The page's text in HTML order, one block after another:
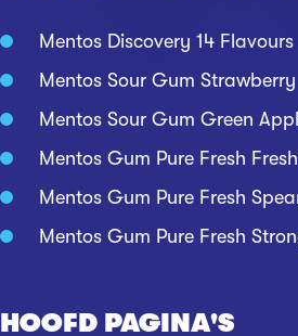
Mentos Discovery 14 Flavours
Mentos Sour Gum Strawberry
Mentos Sour Gum Green
Mentos Gum Pure Fresh
Mentos Gum Pure Fresh
Mentos Gum Pure Fresh
HOOFD PAGINA'S